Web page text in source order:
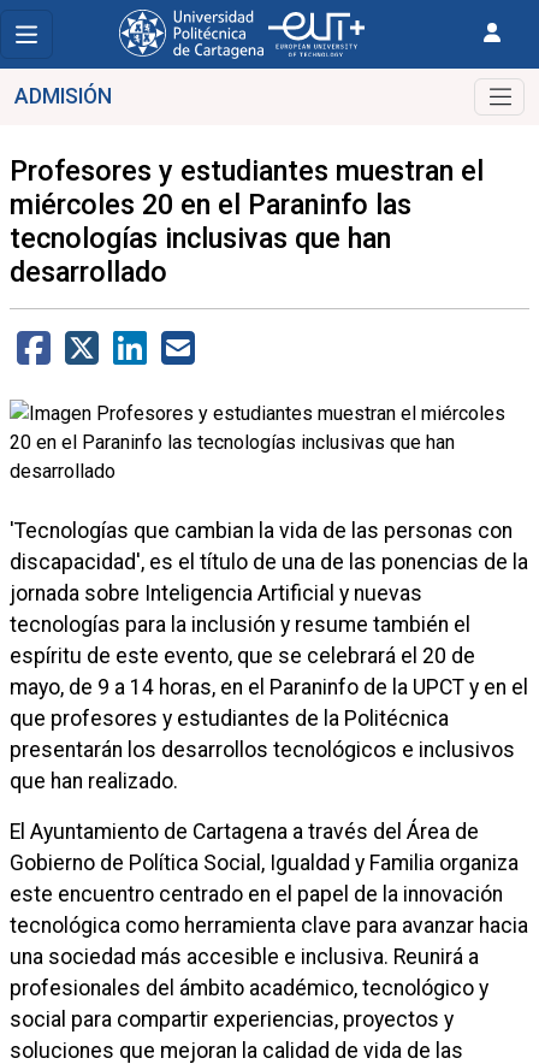
ADMISIÓN
Profesores y estudiantes muestran el
miércoles 20 en el Paraninfo las
tecnologías inclusivas que han
desarrollado
'Tecnologías que cambian la vida de las personas con
discapacidad', es el título de una de las ponencias de la
jornada sobre Inteligencia Artificial y nuevas
tecnologías para la inclusión y resume también el
espíritu de este evento, que se celebrará el 20 de
mayo, de 9 a 14 horas, en el Paraninfo de la UPCT y en el
que profesores y estudiantes de la Politécnica
presentarán los desarrollos tecnológicos e inclusivos
que han realizado.
El Ayuntamiento de Cartagena a través del Área de
Gobierno de Política Social, Igualdad y Familia organiza
este encuentro centrado en el papel de la innovación
tecnológica como herramienta clave para avanzar hacia
una sociedad más accesible e inclusiva. Reunirá a
profesionales del ámbito académico, tecnológico y
social para compartir experiencias, proyectos y
soluciones que mejoran la calidad de vida de las